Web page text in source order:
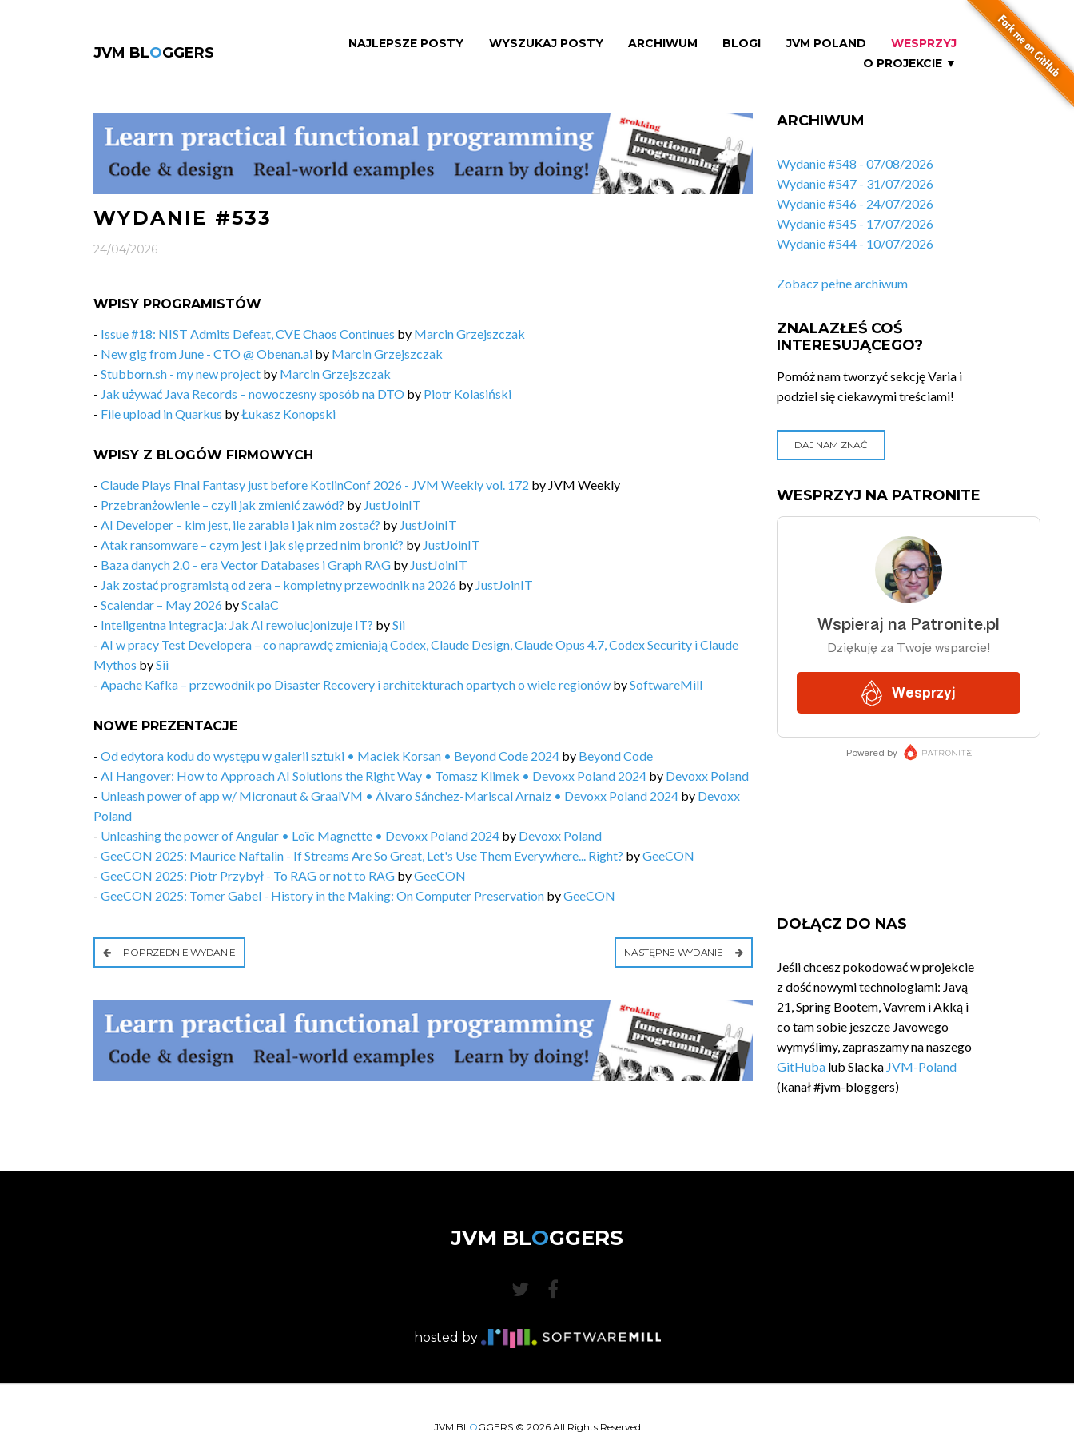
JVM BLOGGERS
NAJLEPSZE POSTY WYSZUKAJ POSTY ARCHIWUM BLOGI JVM POLAND
WESPRZYJ
O PROJEKCIE ▼
WYDANIE #533
24/04/2026
WPISY PROGRAMISTÓW
- Issue #18: NIST Admits Defeat, CVE Chaos Continues by Marcin Grzejszczak
- New gig from June - CTO @ Obenan.ai by Marcin Grzejszczak
- Stubborn.sh - my new project by Marcin Grzejszczak
- Jak używać Java Records – nowoczesny sposób na DTO by Piotr Kolasiński
- File upload in Quarkus byŁukasz Konopski
WPISY Z BLOGÓW FIRMOWYCH
- Claude Plays Final Fantasy just before KotlinConf 2026 - JVM Weekly vol. 172 by JVM Weekly
- Przebranżowienie – czyli jak zmienić zawód? by JustJoinIT
- AI Developer – kim jest, ile zarabia i jak nim zostać? by JustJoinIT
- Atak ransomware – czym jest i jak się przed nim bronić? by JustJoinIT
- Baza danych 2.0 – era Vector Databases i Graph RAG by JustJoinIT
- Jak zostać programistą od zera – kompletny przewodnik na 2026 by JustJoinIT
- Scalendar – May 2026 byScalaC
- Inteligentna integracja: Jak AI rewolucjonizuje IT? bySii
- AI w pracy Test Developera – co naprawdę zmieniają Codex, Claude Design, Claude Opus 4.7, Codex Security i Claude
Mythos bySii
- Apache Kafka – przewodnik po Disaster Recovery i architekturach opartych o wiele regionów bySoftwareMill
NOWE PREZENTACJE
- Od edytora kodu do występu w galerii sztuki • Maciek Korsan • Beyond Code 2024 by Beyond Code
- AI Hangover: How to Approach AI Solutions the Right Way • Tomasz Klimek • Devoxx Poland 2024 by Devoxx Poland
- Unleash power of app w/ Micronaut & GraalVM • Álvaro Sánchez-Mariscal Arnaiz • Devoxx Poland 2024 by Devoxx
Poland
- Unleashing the power of Angular • Loïc Magnette • Devoxx Poland 2024 by Devoxx Poland
- GeeCON 2025: Maurice Naftalin - If Streams Are So Great, Let's Use Them Everywhere... Right? byGeeCON
- GeeCON 2025: Piotr Przybył - To RAG or not to RAG byGeeCON
- GeeCON 2025: Tomer Gabel - History in the Making: On Computer Preservation byGeeCON
POPRZEDNIE WYDANIE NASTĘPNE WYDANIE
ARCHIWUM
Wydanie #548 - 07/08/2026
Wydanie #547 - 31/07/2026
Wydanie #546 - 24/07/2026
Wydanie #545 - 17/07/2026
Wydanie #544 - 10/07/2026
Zobacz pełne archiwum
ZNALAZŁEŚ COŚ
INTERESUJĄCEGO?
Pomóż nam tworzyć sekcję Varia i
podziel się ciekawymi treściami!
DAJ NAM ZNAĆ
WESPRZYJ NA PATRONITE
DOŁĄCZ DO NAS
Jeśli chcesz pokodować w projekcie
z dość nowymi technologiami: Javą
21, Spring Bootem, Vavrem i Akką i
co tam sobie jeszcze Javowego
wymyślimy, zapraszamy na naszego
GitHuba lub Slacka JVM-Poland
(kanał #jvm-bloggers)
JVM BLOGGERS
hosted by
JVM BLOGGERS © 2026All Rights Reserved